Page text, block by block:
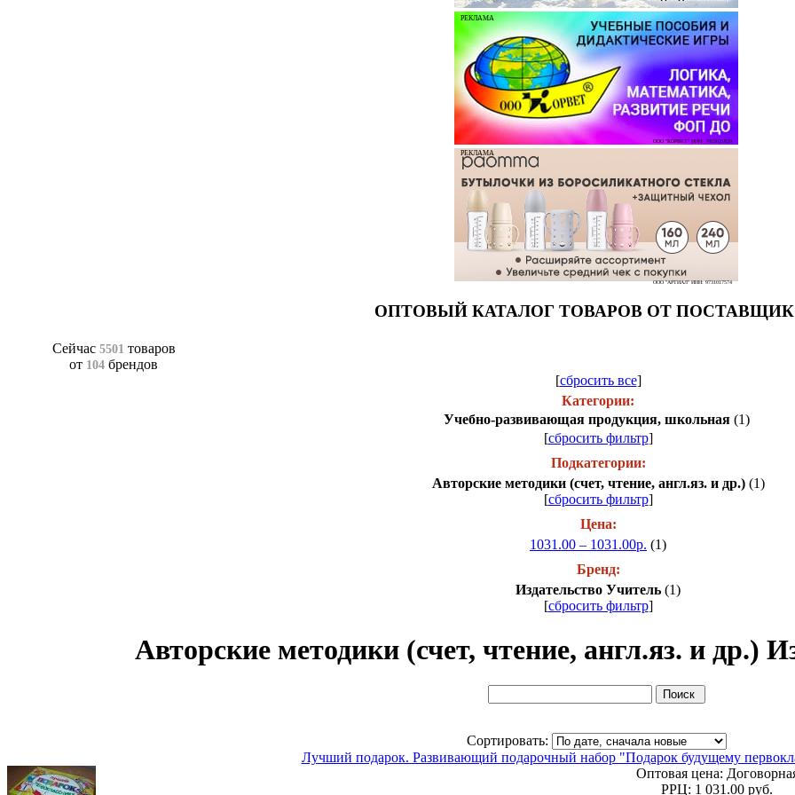
РЕКЛАМА
ООО "КОРВЕТ" ИНН: 7803021829
РЕКЛАМА
ООО "АРТИАЛ" ИНН: 9731017574
ОПТОВЫЙ КАТАЛОГ ТОВАРОВ ОТ
Сейчас 5501 товаров
от 104 брендов
[сбросить все]
Категории:
Учебно-развивающая продукция, школьная (1)
[сбросить фильтр]
Подкатегории:
Авторские методики (счет, чтение, англ.яз. и др.) (1)
[сбросить фильтр]
Цена:
1031.00 – 1031.00р. (1)
Бренд:
Издательство Учитель (1)
[сбросить фильтр]
Авторские методики (счет, чтение, англ.яз. и др.)
Сортировать:
Лучший подарок. Развивающий подарочный набор "Подарок будущему
Оптовая цена:
РРЦ: 1 031.00 руб.